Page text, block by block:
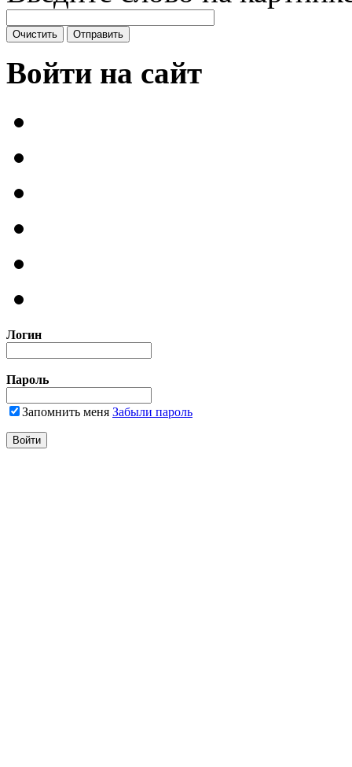
Войти на сайт
Логин
Пароль
Запомнить меня Забыли пароль